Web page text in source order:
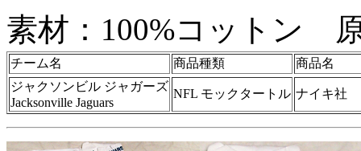
素材：100%コットン
チーム名 商品種類
商品名
ジャクソンビル ジャガーズ
Jacksonville Jaguars
NFL モックタートル ナイキ社